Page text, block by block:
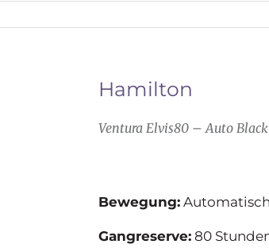
Hamilton
Ventura Elvis80 – Auto
Bewegung: Automatisch
Gangreserve: 80